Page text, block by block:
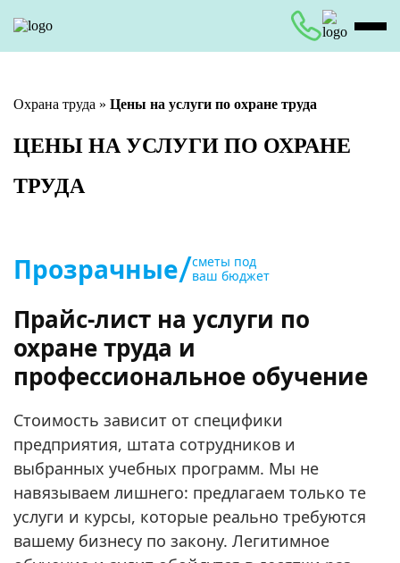
Охрана труда » Цены на услуги по охране труда
ЦЕНЫ НА УСЛУГИ ПО ОХРАНЕ
ТРУДА
Прозрачные/сметы под
ваш бюджет
Прайс-лист на услуги по
охране труда и
профессиональное обучение
Стоимость зависит от специфики
предприятия, штата сотрудников и
выбранных учебных программ. Мы не
навязываем лишнего: предлагаем только те
услуги и курсы, которые реально требуются
вашему бизнесу по закону. Легитимное